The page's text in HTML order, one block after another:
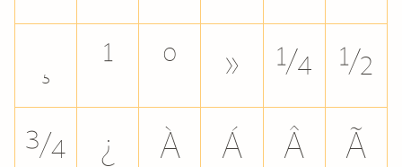
¸ ¹ º » ¼ ½
¾ ¿ À Á Â Ã